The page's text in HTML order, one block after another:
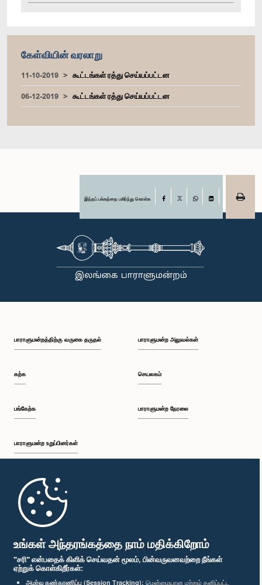
உங்கள் அந்தரங்கத்தை நாம் மதிக்கிறோம்
"சரி" என்பதைக் கிளிக் செய்வதன் மூலம், பின்வருவனவற்றை நீங்கள்
ஏற்றுக் கொள்கிறீர்கள்:
அமர்வு கண்காணிப்பு (Session Tracking): மென்மையான மற்றும் தனிப்பட்ட
கேள்வியின் வரலாறு
11-10-2019
கூட்டங்கள் ரத்து செய்யப்பட்டன
06-12-2019
கூட்டங்கள் ரத்து செய்யப்பட்டன
இந்தப் பக்கத்தை பகிர்ந்து கொள்க Facebook
பாராளுமன்றத்திற்கு வருகை தருதல்
கற்க
பங்கேற்க
பாராளுமன்ற உறுப்பினர்கள்
முதற்பக்கம்
பாராளுமன்ற அலுவல்கள்
செயலகம்
பாராளுமன்ற நேரலை
பாராளுமன்ற கையடக்க செயலி